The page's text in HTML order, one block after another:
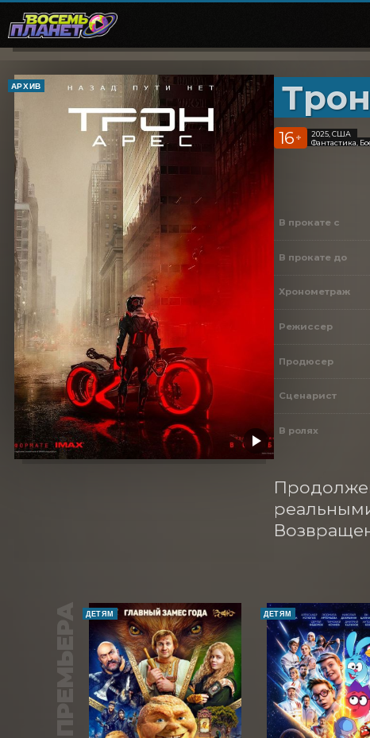
АРХИВ
16 +
2025, США
Фантастика,
В прокате с
В прокате до
Хронометраж
Режиссер
Продюсер
Сценарист
В ролях
ПРЕМЬЕРА ДЕТЯМ ДЕТЯМ